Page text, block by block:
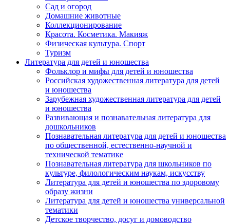
Сад и огород
Домашние животные
Коллекционирование
Красота. Косметика. Макияж
Физическая культура. Спорт
Туризм
Литература для детей и юношества
Фольклор и мифы для детей и юношества
Российская художественная литература для детей
и юношества
Зарубежная художественная литература для детей
и юношества
Развивающая и познавательная литература для
дошкольников
Познавательная литература для детей и юношества
по общественной, естественно-научной и
технической тематике
Познавательная литература для школьников по
культуре, филологическим наукам, искусству
Литература для детей и юношества по здоровому
образу жизни
Литература для детей и юношества универсальной
тематики
Детское творчество, досуг и домоводство